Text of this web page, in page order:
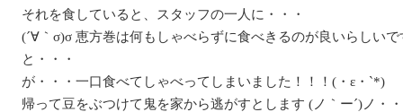
それを食していると、スタッフの一人に・・・
(´∀｀σ)σ 恵方巻は何もしゃべらずに食べきるのが良いらしいで
と・・・
が・・・一口食べてしゃべってしまいました！！！(・ε・`*)
帰って豆をぶつけて鬼を家から逃がすとします (ノ｀ー´)ノ・